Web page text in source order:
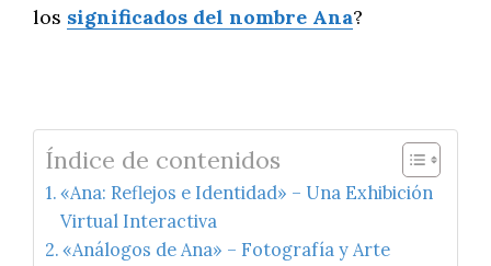
los significados del nombre Ana?
Índice de contenidos
«Ana: Reflejos e Identidad» – Una Exhibición
Virtual Interactiva
«Análogos de Ana» – Fotografía y Arte